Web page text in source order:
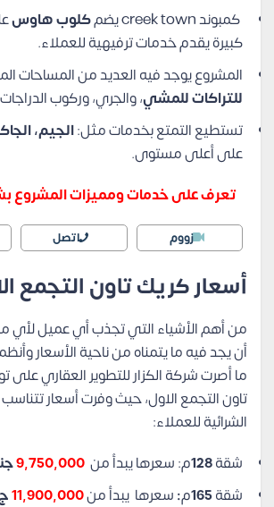
كمبوند creek town يضم
كلوب هاوس
كبيرة يقدم خدمات ترفيهية للعملاء.
المشروع يوجد فيه العديد من المساحات
للتراكات للمشي، والجري، وركوب
تستطيع التمتع بخدمات مثل:الجيم،
على أعلى مستوى.
تعرف على خدمات ومميزات المشروع
زووم اتصل
أسعار كريك تاون التجمع
من أهم الأشياء التي تجذب أي عميل لأي
أن يجد فيه ما يتمناه من ناحية الأسعار
ما أصرت شركة الكزار للتطوير العقاري
تاون التجمع الاول، حيث وفرت أسعار
الشرائية للعملاء:
شقة128م: سعرها يبدأ من
شقة
م:سعرها يبدأ من11,900,000